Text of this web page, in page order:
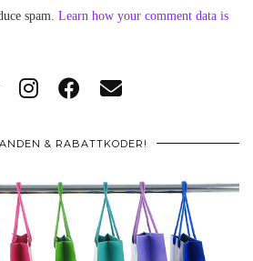
spam. Learn how your comment data is
& RABATTKODER!